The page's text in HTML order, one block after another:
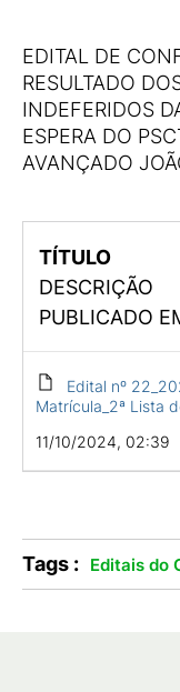
EDITAL DE
RESULTADO
INDEFERIDOS
ESPERA DO
AVANÇADO
TÍTULO
DESCRIÇÃO
PUBLICADO
Edital nº
Matrícula_2ª Lista
11/10/2024, 02:39
Tags : Editais do